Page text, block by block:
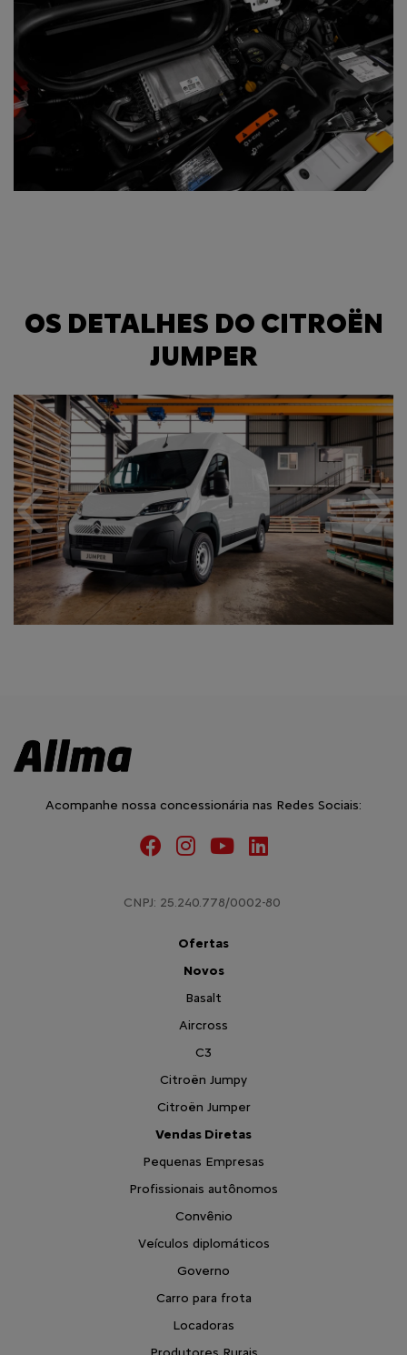
OS DETALHES DO CITROËN
JUMPER
Anterior
Acompanhe nossa concessionária nas Redes Sociais:
CNPJ: 25.240.778/0002-80
Ofertas
Novos
Basalt
Aircross
C3
Citroën Jumpy
Citroën Jumper
Vendas Diretas
Pequenas Empresas
Profissionais autônomos
Convênio
Veículos diplomáticos
Governo
Carro para frota
Locadoras